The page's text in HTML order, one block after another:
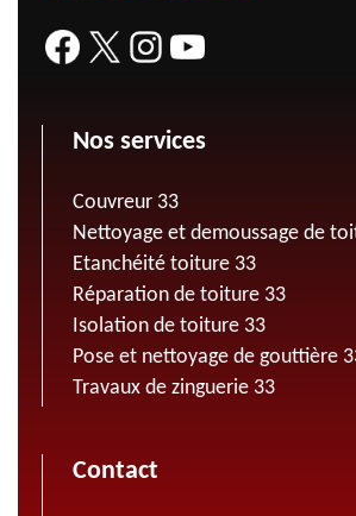
Nos services
Couvreur 33
Nettoyage et demoussage de
Etanchéité toiture 33
Réparation de toiture 33
Isolation de toiture 33
Pose et nettoyage de gouttière
Travaux de zinguerie 33
Contact